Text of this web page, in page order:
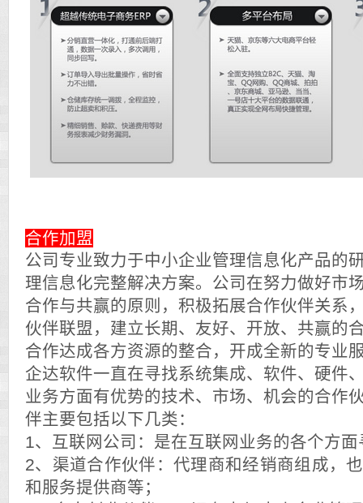
合作加盟
公司专业致力于中小企业管理信息化产品的
理信息化完整解决方案。公司在努力做好市
合作与共赢的原则，积极拓展合作伙伴关系
伙伴联盟，建立长期、友好、开放、共赢的
合作达成各方资源的整合，开成全新的专业
企达软件一直在寻找系统集成、软件、硬件
业务方面有优势的技术、市场、机会的合作
伴主要包括以下几类：
1、互联网公司：是在互联网业务的各个
2、渠道合作伙伴：代理商和经销商组成，
和服务提供商等；